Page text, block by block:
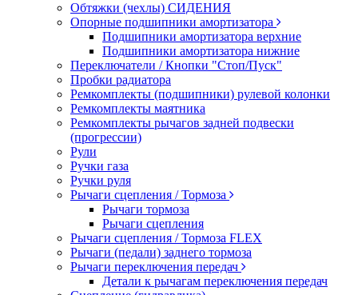
Обтяжки (чехлы) СИДЕНИЯ
Опорные подшипники амортизатора
Подшипники амортизатора верхние
Подшипники амортизатора нижние
Переключатели / Кнопки "Стоп/Пуск"
Пробки радиатора
Ремкомплекты (подшипники) рулевой колонки
Ремкомплекты маятника
Ремкомплекты рычагов задней подвески
(прогрессии)
Рули
Ручки газа
Ручки руля
Рычаги сцепления / Тормоза
Рычаги тормоза
Рычаги сцепления
Рычаги сцепления / Тормоза FLEX
Рычаги (педали) заднего тормоза
Рычаги переключения передач
Детали к рычагам переключения передач